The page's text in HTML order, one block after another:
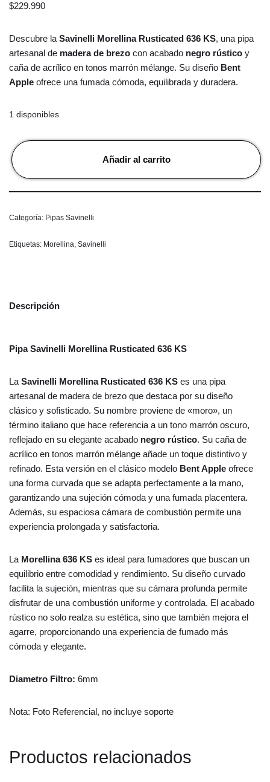
$229.990
Descubre la Savinelli Morellina Rusticated 636 KS, una pipa
artesanal de madera de brezo con acabado negro rústico y
caña de acrílico en tonos marrón mélange. Su diseño Bent
Apple ofrece una fumada cómoda, equilibrada y duradera.
1 disponibles
Añadir al carrito
Categoría: Pipas Savinelli
Etiquetas: Morellina, Savinelli
Descripción
Pipa Savinelli Morellina Rusticated 636 KS
La Savinelli Morellina Rusticated 636 KS es una pipa
artesanal de madera de brezo que destaca por su diseño
clásico y sofisticado. Su nombre proviene de «moro», un
término italiano que hace referencia a un tono marrón oscuro,
reflejado en su elegante acabado negro rústico. Su caña de
acrílico en tonos marrón mélange añade un toque distintivo y
refinado. Esta versión en el clásico modelo Bent Apple ofrece
una forma curvada que se adapta perfectamente a la mano,
garantizando una sujeción cómoda y una fumada placentera.
Además, su espaciosa cámara de combustión permite una
experiencia prolongada y satisfactoria.
La Morellina 636 KS es ideal para fumadores que buscan un
equilibrio entre comodidad y rendimiento. Su diseño curvado
facilita la sujeción, mientras que su cámara profunda permite
disfrutar de una combustión uniforme y controlada. El acabado
rústico no solo realza su estética, sino que también mejora el
agarre, proporcionando una experiencia de fumado más
cómoda y elegante.
Diametro Filtro: 6mm
Nota: Foto Referencial, no incluye soporte
Productos relacionados